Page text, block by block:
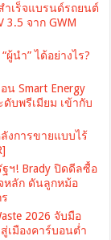
ำเร็จแบรนด์รถยนต์
จาก GWM
ผู้นำ” ได้อย่างไร?
น Smart Energy
ดับพรีเมียม เข้ากับ
งการขายแบบไร้
ฯ! Brady ปิดดีลซื้อ
หลัก ดันลูกหม้อ
2026 จับมือ
เมืองคาร์บอนต่ำ